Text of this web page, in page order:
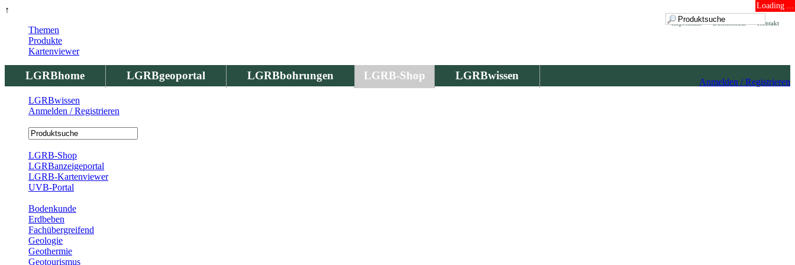
↑ Loading ...
Kontakt
Datenschutz
Impressum
LGRBhome LGRBgeoportal LGRBbohrungen LGRB-Shop LGRBwissen
Anmelden / Registrieren
Themen
Produkte
Kartenviewer
LGRBwissen
Anmelden / Registrieren
LGRB-Shop
LGRBanzeigeportal
LGRB-Kartenviewer
UVB-Portal
Bodenkunde
Erdbeben
Fachübergreifend
Geologie
Geothermie
Geotourismus